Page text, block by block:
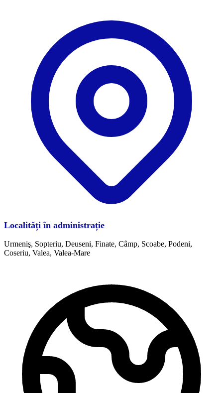
Localități în administrație
Urmeniş, Sopteriu, Deuseni, Finate, Câmp, Scoabe, Podeni,
Coseriu, Valea, Valea-Mare